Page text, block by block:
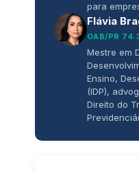
para
Flávia
OAB/PR
Mestre em
Ensino,
(IDP),
Direito do